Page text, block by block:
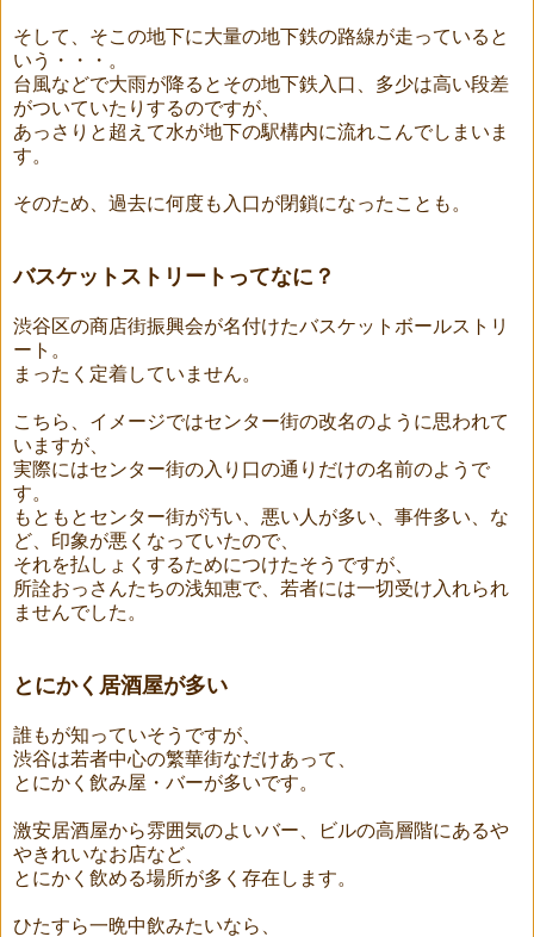
そして、そこの地下に大量の地下鉄の路線が走っていると
いう・・・。
台風などで大雨が降るとその地下鉄入口、多少は高い段差
がついていたりするのですが、
あっさりと超えて水が地下の駅構内に流れこんでしまいま
す。
そのため、過去に何度も入口が閉鎖になったことも。
バスケットストリートってなに？
渋谷区の商店街振興会が名付けたバスケットボールストリ
ート。
まったく定着していません。
こちら、イメージではセンター街の改名のように思われて
いますが、
実際にはセンター街の入り口の通りだけの名前のようで
す。
もともとセンター街が汚い、悪い人が多い、事件多い、な
ど、印象が悪くなっていたので、
それを払しょくするためにつけたそうですが、
所詮おっさんたちの浅知恵で、若者には一切受け入れられ
ませんでした。
とにかく居酒屋が多い
誰もが知っていそうですが、
渋谷は若者中心の繁華街なだけあって、
とにかく飲み屋・バーが多いです。
激安居酒屋から雰囲気のよいバー、ビルの高層階にあるや
やきれいなお店など、
とにかく飲める場所が多く存在します。
ひたすら一晩中飲みたいなら、